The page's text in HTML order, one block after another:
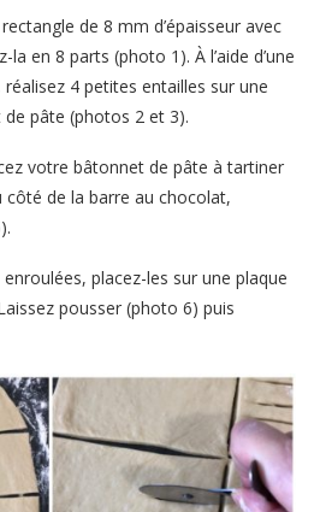
de 8 mm d’épaisseur avec
en 8 parts (photo 1). À l’aide d’une
4 petites entailles sur une
pâte (photos 2 et 3).
votre bâtonnet de pâte à tartiner
de la barre au chocolat,
placez-les sur une plaque
pousser (photo 6) puis